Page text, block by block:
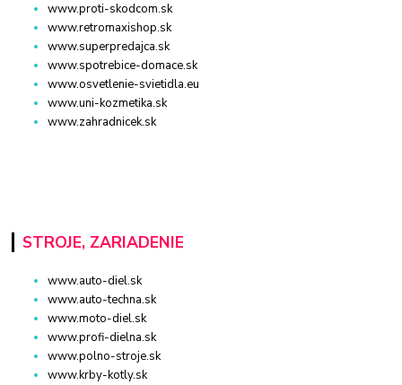
www.proti-skodcom.sk
www.retromaxishop.sk
www.superpredajca.sk
www.spotrebice-domace.sk
www.osvetlenie-svietidla.eu
www.uni-kozmetika.sk
www.zahradnicek.sk
STROJE, ZARIADENIE
www.auto-diel.sk
www.auto-techna.sk
www.moto-diel.sk
www.profi-dielna.sk
www.polno-stroje.sk
www.krby-kotly.sk